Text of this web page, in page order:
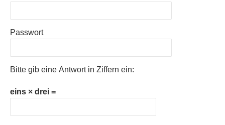
Passwort
Bitte gib eine Antwort in Ziffern ein:
eins × drei =